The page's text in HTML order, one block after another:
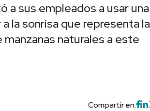
a sus empleados a usar una
la sonrisa que representa la
naturales a este
Compartir en: